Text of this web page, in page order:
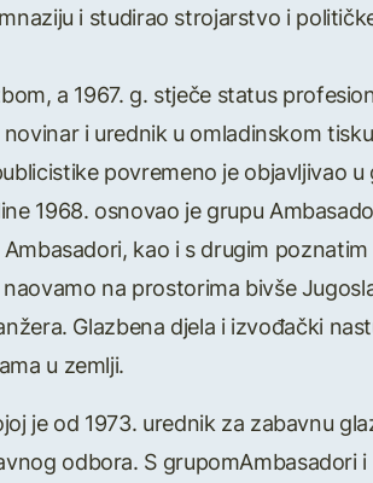
i studirao strojarstvo i
a 1967. g. stječe status
i urednik u omladinskom
povremeno je objavljivao u
1968. osnovao je grupu
kao i s drugim poznatim
na prostorima bivše
Glazbena djela i izvođački
u zemlji.
je od 1973. urednik za zabavnu
odbora. S grupomAmbasadori